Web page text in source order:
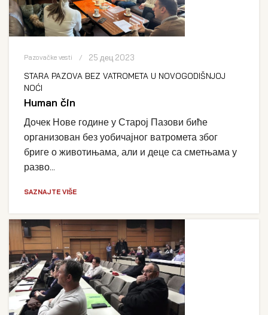
Pazovačke vesti 25 дец 2023
STARA PAZOVA BEZ VATROMETA U NOVOGODIŠNJOJ
NOĆI
Human čin
Дочек Нове године у Старој Пазови биће
организован без уобичајног ватромета због
бриге о животињама, али и деце са сметњама у
разво...
SAZNAJTE VIŠE